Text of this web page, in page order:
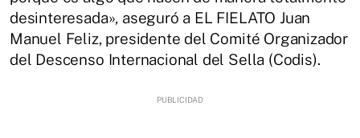
desinteresada», aseguró a EL FIELATO Juan
Manuel Feliz, presidente del Comité Organizador
del Descenso Internacional del Sella (Codis).